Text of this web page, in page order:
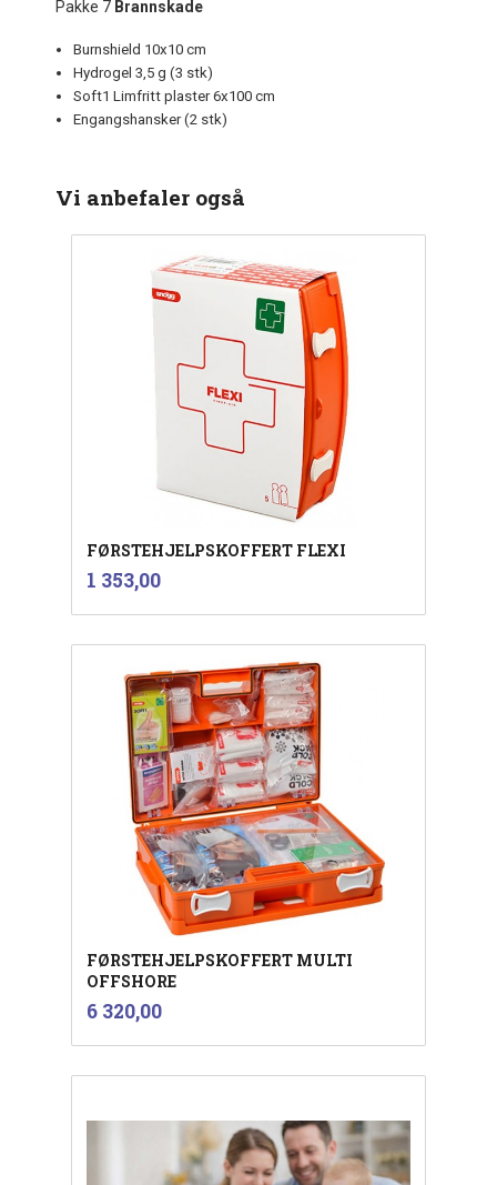
Pakke 7 Brannskade
Burnshield 10x10 cm
Hydrogel 3,5 g (3 stk)
Soft1 Limfritt plaster 6x100 cm
Engangshansker (2 stk)
Vi anbefaler også
FØRSTEHJELPSKOFFERT FLEXI
Pris
1 353,00mva.
FØRSTEHJELPSKOFFERT MULTI
OFFSHORE
Pris
6 320,00mva.